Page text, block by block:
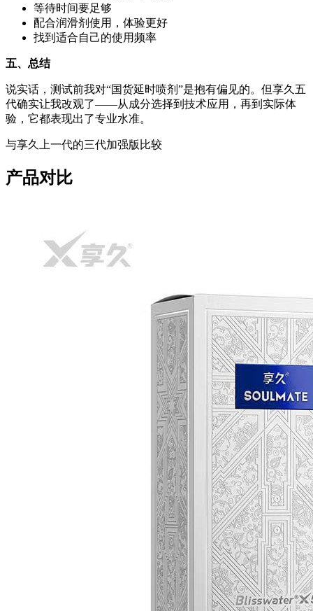
等待时间要足够
配合润滑剂使用，体验更好
找到适合自己的使用频率
五、总结
说实话，测试前我对“国货延时喷剂”是抱有偏见的。但享久五
代确实让我改观了——从成分选择到技术应用，再到实际体
验，它都表现出了专业水准。
与享久上一代的三代加强版比较
产品对比